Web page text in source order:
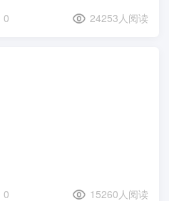
0 24253人阅读
0 15260人阅读